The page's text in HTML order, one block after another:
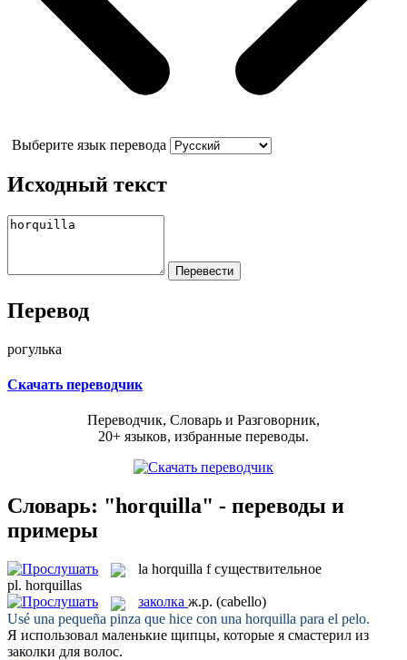
Выберите язык перевода
Исходный текст
Перевод
рогулька
Скачать переводчик
Переводчик, Словарь и Разговорник,
20+ языков, избранные переводы.
Словарь: "horquilla" - переводы и
примеры
la horquilla f существительное
pl. horquillas
заколка ж.р. (cabello)
Usé una pequeña pinza que hice con una horquilla para el pelo.
Я использовал маленькие щипцы, которые я смастерил из
заколки для волос.